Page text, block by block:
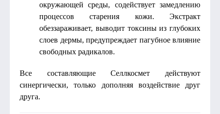
окружающей среды, содействует замедлению
процессов старения кожи. Экстракт
обеззараживает, выводит токсины из глубоких
слоев дермы, предупреждает пагубное влияние
свободных радикалов.
Все составляющие Селлкосмет действуют
синергически, только дополняя воздействие друг
друга.